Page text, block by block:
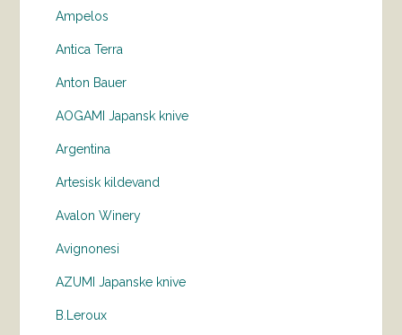
Ampelos
Antica Terra
Anton Bauer
AOGAMI Japansk knive
Argentina
Artesisk kildevand
Avalon Winery
Avignonesi
AZUMI Japanske knive
B.Leroux